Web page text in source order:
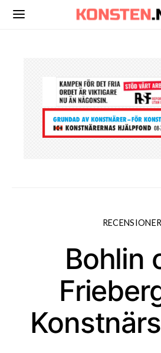
RECENSIONER
Bohlin